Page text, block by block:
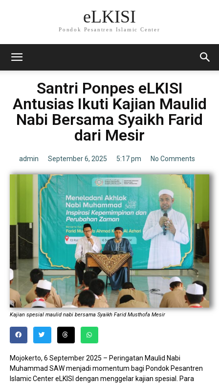
eLKISI
Pondok Pesantren Islamic Center
Santri Ponpes eLKISI
Antusias Ikuti Kajian Maulid
Nabi Bersama Syaikh Farid
dari Mesir
admin September 6, 2025 5:17 pm No Comments
Kajian spesial maulid nabi bersama Syaikh Farid Musthofa Mesir
Mojokerto, 6 September 2025 – Peringatan Maulid Nabi
Muhammad SAW menjadi momentum bagi Pondok Pesantren
Islamic Center eLKISI dengan menggelar kajian spesial. Para